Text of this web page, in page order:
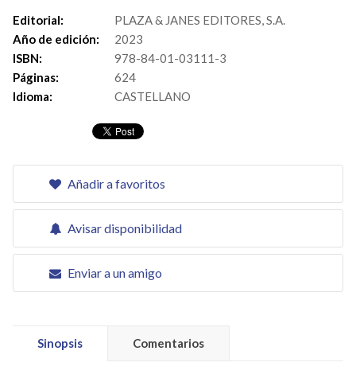
Editorial:
PLAZA & JANES EDITORES, S.A.
Año de edición:
2023
ISBN:
978-84-01-03111-3
Páginas:
624
Idioma:
CASTELLANO
Añadir a favoritos
Avisar disponibilidad
Enviar a un amigo
Sinopsis Comentarios